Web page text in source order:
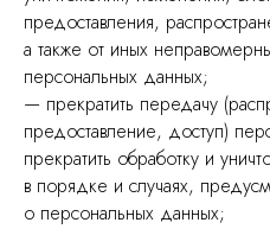
предоставления,
а также от иных
персональных данных;
— прекратить передачу
предоставление, доступ)
прекратить обработку и
в порядке и случаях,
о персональных данных;